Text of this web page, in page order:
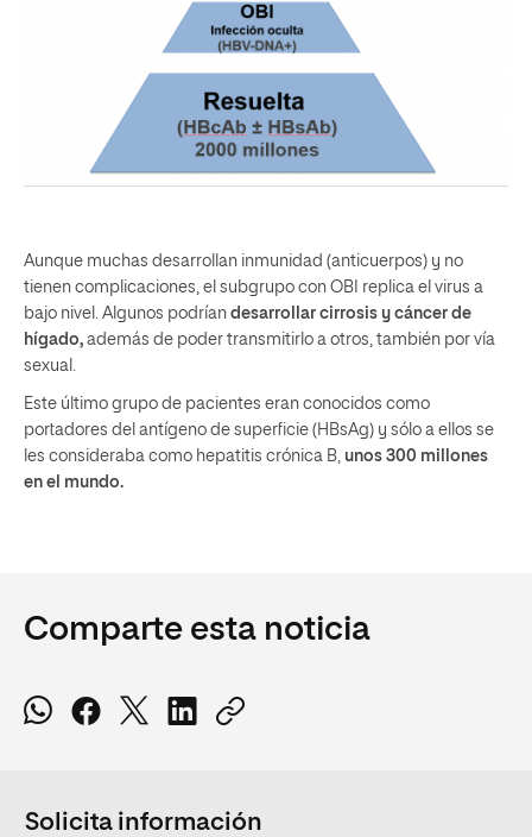
Aunque muchas desarrollan inmunidad (anticuerpos) y no
tienen complicaciones, el subgrupo con OBI replica el virus a
bajo nivel. Algunos podrían desarrollar cirrosis y cáncer de
hígado, además de poder transmitirlo a otros, también por vía
sexual .
Este último grupo de pacientes eran conocidos como
portadores del antígeno de superficie (HBsAg) y sólo a ellos se
les consideraba como hepatitis crónica B, unos 300 millones
en el mundo.
Comparte esta noticia
Solicita información